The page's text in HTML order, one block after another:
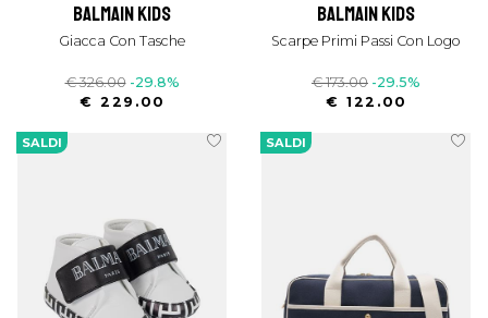
balmain kids
Giacca Con Tasche
€ 326.00 -29.8%
€ 229.00
balmain kids
Scarpe Primi Passi Con Logo
€ 173.00 -29.5%
€ 122.00
SALDI SALDI